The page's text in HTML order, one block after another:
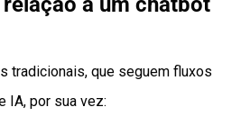
tradicionais, que seguem fluxos
IA, por sua vez: